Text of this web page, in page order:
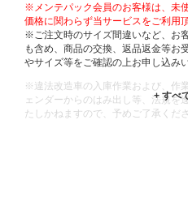
※メンテパック会員のお客様は、未
価格に関わらず当サービスをご利用
※ご注文時のサイズ間違いなど、お
も含め、商品の交換、返品返金等お
やサイズ等をご確認の上お申し込み
※違法改造車の入庫作業および、作
ェンダーからのはみ出し等、法規を
たしかねますので、予めご了承くださ